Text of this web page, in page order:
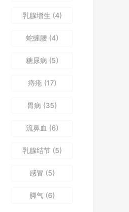
乳腺增生 (4)
蛇缠腰(4)
糖尿病 (5)
痔疮 (17)
胃病 (35)
流鼻血 (6)
乳腺结节(5)
感冒 (5)
脚气(6)